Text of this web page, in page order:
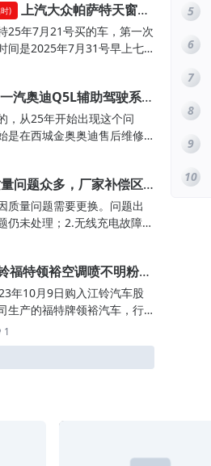
4s店均查不出来问题。
)
上汽大众帕萨特天窗漏
只修车不赔偿
25年7月21号买的车，第一次
间是2025年7月31号早上七
目前漏水进4S店处理过三
题让我们观察（没有记录维
次漏水4S店给的建议让打胶
店没有出示维修记录），第
索赔了天窗（有维修记
只负责修车，不负责任何赔
厂家推4S店，4S店推厂家。
，没有任何解决方案。
一汽奥迪Q5L辅助驾驶系统
已多次维修但问题依旧
，从25年开始出现这个问
是在西城金奥奥迪售后维修
大概五次，一直解决不了。
了让我去找东城的奥润奥迪
在东城奥润维修了不下十
没解决。到今天2026年8月4
修好，我已经为了修这个车
。能不能给我退车，我真的
百姓没有时间和精力修这个
售后真的太过分了，一次一
当小白鼠做试验。退不了车
全车延保和保养。
问题众多，厂家补偿区
质量问题需要更换。问题出
仍未处理；2.无线充电故障，
多公里，未给任何补偿，
成免费升级（未给任何补
4.玻璃划痕问题，自提车之
的质量问题。需要更换胶
口密封不严导致下雨天充电
售后区别对待，后备箱漏水
金额）。更换玻璃胶条有
到后面还有多少问题（目前
到了终身质保的补偿，同样
福特领裕空调喷不明粉状
人体健康
年10月9日购入江铃汽车股
生产的福特牌领裕汽车，行
公里。整车质保至2026年1
在法定三包有效期内。原购
空调持续喷射大量不明粉状
换需完全拆解仪表台、中控
1
5
6
7
8
9
10